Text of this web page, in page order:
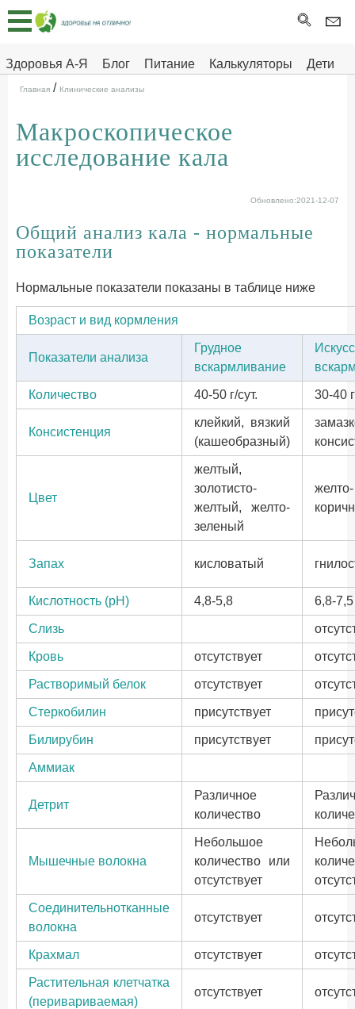
Здоровья А-Я Блог Питание Калькуляторы
Дети
Здоровье на отлично
Главная
Тесты
Про
ДЕТЯМ
Главная / Клинические анализы
Макроскопическое
исследование кала
Обновлено:2021-12-07
Общий анализ кала - нормальные
показатели
Нормальные показатели показаны в таблице ниже
Возраст и вид кормления
Показатели анализа
Грудное
вскармливание
Количество 40-50 г/сут. 30-40
Консистенция
клейкий, вязкий
(кашеобразный)
Цвет
желтый,
золотисто-
желтый, желто-
зеленый
желто-
Запах кисловатый
Кислотность (pH) 4,8-5,8 6,8-7,5
Слизь
Кровь отсутствует
Растворимый белок отсутствует
Стеркобилин присутствует
Билирубин присутствует
Аммиак
Детрит
Различное
количество
Мышечные волокна
Небольшое
количество или
отсутствует
Соединительнотканные
волокна
отсутствует
Крахмал отсутствует
Растительная клетчатка
(перивариваемая)
отсутствует